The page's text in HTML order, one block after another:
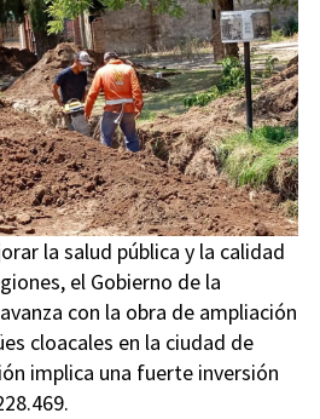
la salud pública y la calidad
el Gobierno de la
con la obra de ampliación
cloacales en la ciudad de
implica una fuerte inversión